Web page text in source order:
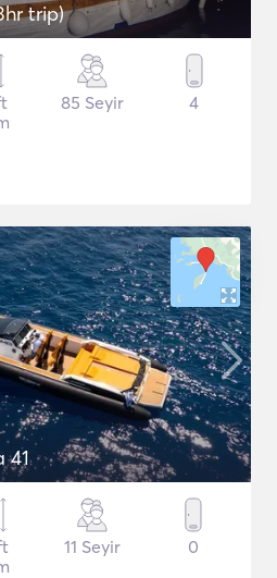
trip)
85 Seyir 4
41
11 Seyir 0